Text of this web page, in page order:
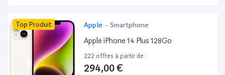
Top Produit Apple - Smartphone
Apple iPhone 14 Plus 128Go
222 offres à partir de :
294,00 €